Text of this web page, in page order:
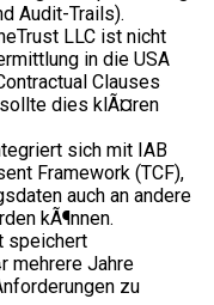
Audit-Trails).
LLC ist nicht
in die USA
Clauses
dies klÃ¤ren
sich mit IAB
Framework (TCF),
auch an andere
kÃ¶nnen.
speichert
mehrere Jahre
zu